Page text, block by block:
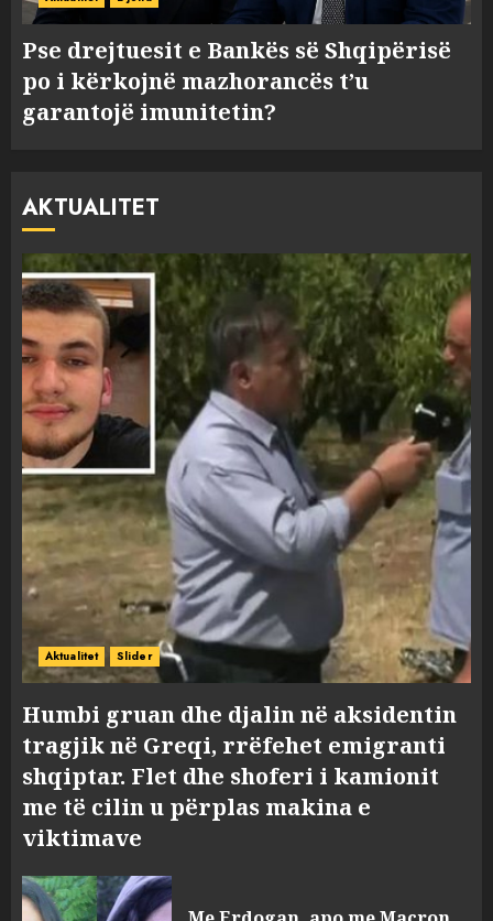
Pse drejtuesit e Bankës së Shqipërisë
po i kërkojnë mazhorancës t’u
garantojë imunitetin?
AKTUALITET
Aktualitet Slider
Humbi gruan dhe djalin në aksidentin
tragjik në Greqi, rrëfehet emigranti
shqiptar. Flet dhe shoferi i kamionit
me të cilin u përplas makina e
viktimave